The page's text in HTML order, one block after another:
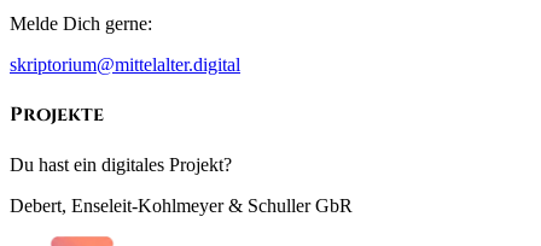
Melde Dich gerne:
skriptorium@mittelalter.digital
Projekte
Du hast ein digitales Projekt?
Debert, Enseleit-Kohlmeyer & Schuller GbR